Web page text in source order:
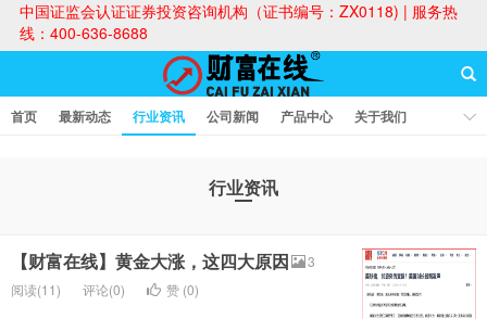
中国证监会认证证券投资咨询机构（证书编号：ZX0118) | 服务热
线：400-636-8688
首页 最新动态 行业资讯 公司新闻 产品中心
关于我们
行业资讯
【财富在线】黄金大涨，这四大原因
3
阅读(11)
评论(0) 赞 (0)